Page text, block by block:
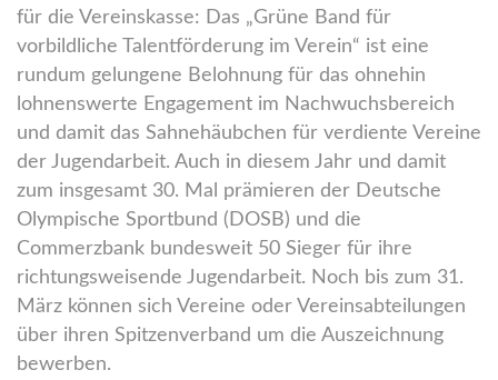
für die Vereinskasse: Das „Grüne Band für
vorbildliche Talentförderung im Verein“ ist eine
rundum gelungene Belohnung für das ohnehin
lohnenswerte Engagement im Nachwuchsbereich
und damit das Sahnehäubchen für verdiente Vereine
der Jugendarbeit. Auch in diesem Jahr und damit
zum insgesamt 30. Mal prämieren der Deutsche
Olympische Sportbund (DOSB) und die
Commerzbank bundesweit 50 Sieger für ihre
richtungsweisende Jugendarbeit. Noch bis zum 31.
März können sich Vereine oder Vereinsabteilungen
über ihren Spitzenverband um die Auszeichnung
bewerben.